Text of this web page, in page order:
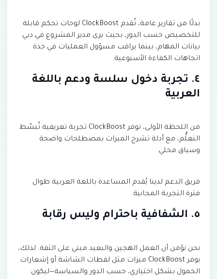
بدلًا من تقارير عامة، تُقدم ClockBoost لوحات تحكم قابلة
للتخصيص حسب الدور، بحيث يرى مدير المشروع في دبي
بيانات المهام، بينما يراقب مسؤول العمليات في جدة
اتجاهات الكفاءة الأسبوعية.
٤. تجربة دخول سلسة ودعم باللغة
العربية
من اللحظة الأولى، توفر ClockBoost تجربة تعريفية تُبسّط
التعلُّم، مع أدلة تشرح الميزات بمصطلحات واضحة
وسياق محلي.
فريق الدعم لدينا يُقدم المساعدة باللغة العربية طوال
فترة التجربة المجانية.
٥. الشفافية باحترام وليس رقابة
نحن نؤمن أن العمل الهجين والبعيد مبني على الثقة. لذلك،
يوفر ClockBoost ميزات مثل لقطات الشاشة أو إشعارات
الخمول بشكل اختياري، حسب الدور والسياسة—ليكون